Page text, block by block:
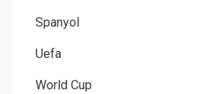
Spanyol
Uefa
World Cup